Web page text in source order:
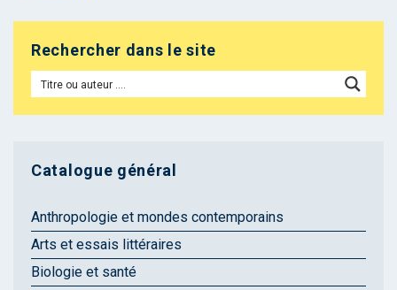
Rechercher dans le site
Catalogue général
Anthropologie et mondes contemporains
Arts et essais littéraires
Biologie et santé